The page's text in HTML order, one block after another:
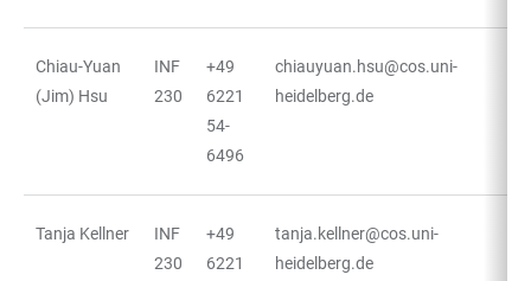
Chiau-Yuan
(Jim) Hsu
INF
230
+49
6221
54-
6496
chiauyuan.hsu@cos.uni-
heidelberg.de
Tanja Kellner
INF
230
+49
6221
tanja.kellner@cos.uni-
heidelberg.de